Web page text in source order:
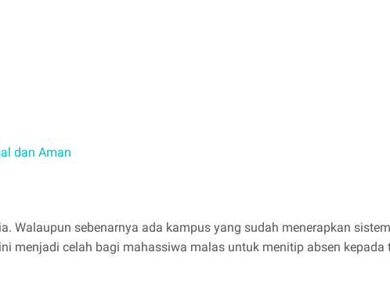
dan Aman
Walaupun sebenarnya ada kampus yang sudah menerapkan
menjadi celah bagi mahassiwa malas untuk menitip absen